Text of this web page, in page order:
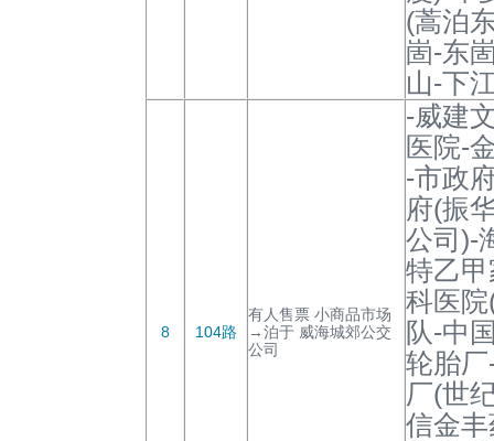
(蒿泊
崮-东
山-下
8 104路
有人售票 小商品市场
→泊于 威海城郊公交
公司
-威建
医院-
-市政
府(振
公司)-
特乙
科医
队-中
轮胎
厂(世
信金